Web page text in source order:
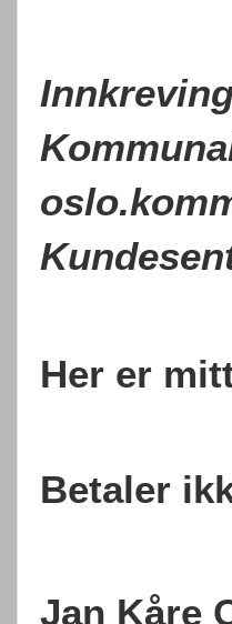
Her er
Betaler
Jan Kåre